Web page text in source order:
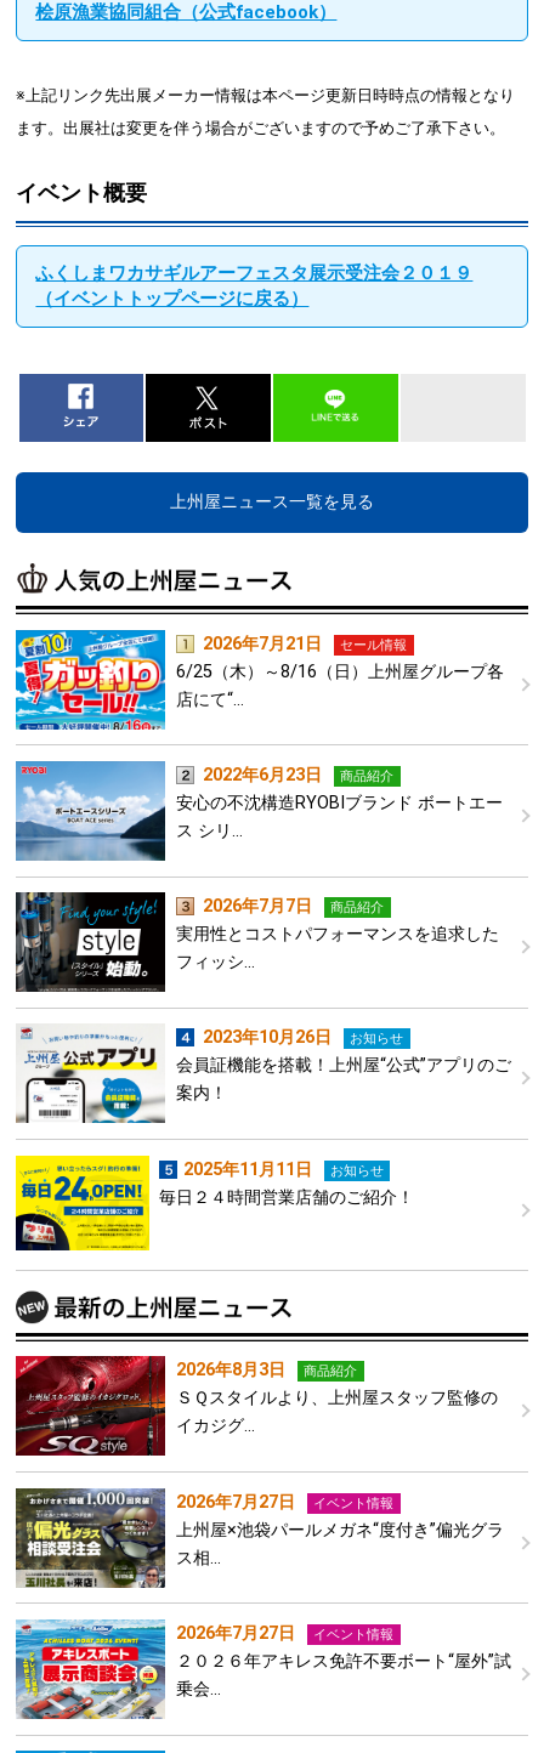
桧原漁業協同組合（公式facebook）
※上記リンク先出展メーカー情報は本ページ更新日時時点の情報となり
ます。出展社は変更を伴う場合がございますので予めご了承下さい。
イベント概要
ふくしまワカサギルアーフェスタ展示受注会２０１９
（イベントトップページに戻る）
上州屋ニュース一覧を見る
2026年7月21日 セール情報
6/25（木）～8/16（日）上州屋グループ各
店にて“…
2022年6月23日 商品紹介
安心の不沈構造RYOBIブランド ボートエー
ス シリ…
2026年7月7日 商品紹介
実用性とコストパフォーマンスを追求した
フィッシ…
2023年10月26日 お知らせ
会員証機能を搭載！上州屋“公式”アプリのご
案内！
2025年11月11日 お知らせ
毎日２４時間営業店舗のご紹介！
2026年8月3日 商品紹介
ＳＱスタイルより、上州屋スタッフ監修の
イカジグ…
2026年7月27日 イベント情報
上州屋×池袋パールメガネ“度付き”偏光グラ
ス相…
2026年7月27日 イベント情報
２０２６年アキレス免許不要ボート“屋外”試
乗会…